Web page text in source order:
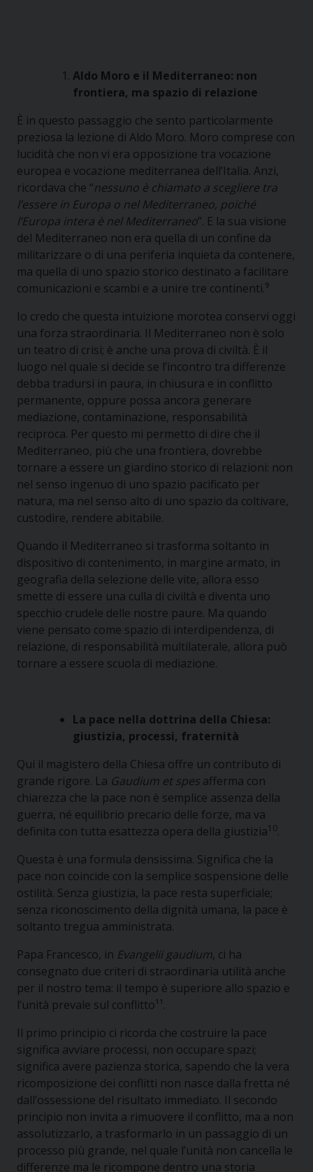
Aldo Moro e il Mediterraneo: non
frontiera, ma spazio di relazione
È in questo passaggio che sento particolarmente
preziosa la lezione di Aldo Moro. Moro comprese con
lucidità che non vi era opposizione tra vocazione
europea e vocazione mediterranea dell’Italia. Anzi,
ricordava che “nessuno è chiamato a scegliere tra
l’essere in Europa o nel Mediterraneo, poiché
l’Europa intera è nel Mediterraneo”. E la sua visione
del Mediterraneo non era quella di un confine da
militarizzare o di una periferia inquieta da contenere,
ma quella di uno spazio storico destinato a facilitare
comunicazioni e scambi e a unire tre continenti.⁹
Io credo che questa intuizione morotea conservi oggi
una forza straordinaria. Il Mediterraneo non è solo
un teatro di crisi; è anche una prova di civiltà. È il
luogo nel quale si decide se l’incontro tra differenze
debba tradursi in paura, in chiusura e in conflitto
permanente, oppure possa ancora generare
mediazione, contaminazione, responsabilità
reciproca. Per questo mi permetto di dire che il
Mediterraneo, più che una frontiera, dovrebbe
tornare a essere un giardino storico di relazioni: non
nel senso ingenuo di uno spazio pacificato per
natura, ma nel senso alto di uno spazio da coltivare,
custodire, rendere abitabile.
Quando il Mediterraneo si trasforma soltanto in
dispositivo di contenimento, in margine armato, in
geografia della selezione delle vite, allora esso
smette di essere una culla di civiltà e diventa uno
specchio crudele delle nostre paure. Ma quando
viene pensato come spazio di interdipendenza, di
relazione, di responsabilità multilaterale, allora può
tornare a essere scuola di mediazione.
La pace nella dottrina della Chiesa:
giustizia, processi, fraternità
Qui il magistero della Chiesa offre un contributo di
grande rigore. La Gaudium et spes afferma con
chiarezza che la pace non è semplice assenza della
guerra, né equilibrio precario delle forze, ma va
definita con tutta esattezza opera della giustizia10.
Questa è una formula densissima. Significa che la
pace non coincide con la semplice sospensione delle
ostilità. Senza giustizia, la pace resta superficiale;
senza riconoscimento della dignità umana, la pace è
soltanto tregua amministrata.
Papa Francesco, in Evangelii gaudium, ci ha
consegnato due criteri di straordinaria utilità anche
per il nostro tema: il tempo è superiore allo spazio e
l’unità prevale sul conflitto¹¹.
Il primo principio ci ricorda che costruire la pace
significa avviare processi, non occupare spazi;
significa avere pazienza storica, sapendo che la vera
ricomposizione dei conflitti non nasce dalla fretta né
dall’ossessione del risultato immediato. Il secondo
principio non invita a rimuovere il conflitto, ma a non
assolutizzarlo, a trasformarlo in un passaggio di un
processo più grande, nel quale l’unità non cancella le
differenze ma le ricompone dentro una storia